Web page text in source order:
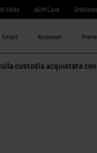
Skills eGift Card
Smart Accessori
custodia acquistata